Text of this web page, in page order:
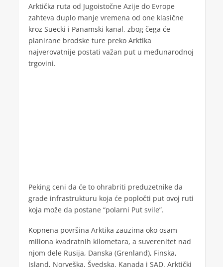
Arktička ruta od Jugoistočne Azije do Evrope
zahteva duplo manje vremena od one klasične
kroz Suecki i Panamski kanal, zbog čega će
planirane brodske ture preko Arktika
najverovatnije postati važan put u međunarodnoj
trgovini.
Peking ceni da će to ohrabriti preduzetnike da
grade infrastrukturu koja će popločti put ovoj ruti
koja može da postane “polarni Put svile”.
Kopnena površina Arktika zauzima oko osam
miliona kvadratnih kilometara, a suverenitet nad
njom dele Rusija, Danska (Grenland), Finska,
Island, Norveška, Švedska, Kanada i SAD. Arktički